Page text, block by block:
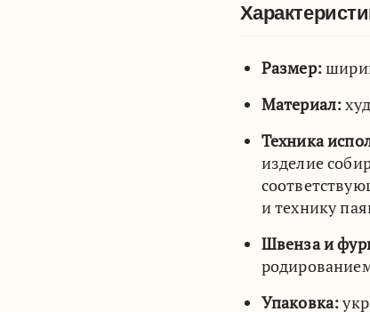
Размер:
Материал:
Техника
изделие
и технику
Швенза и
Упаковка: